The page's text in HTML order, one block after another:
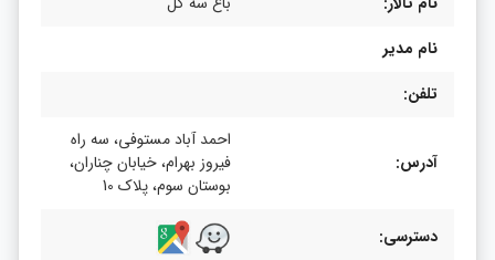
نام مدیر
تلفن:
آدرس:
احمد آباد مستوفی، سه راه
فیروز بهرام، خیابان چناران،
بوستان سوم، پلاک 10
دسترسی: